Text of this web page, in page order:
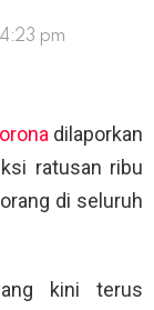
pm
dilaporkan
ratusan ribu
di seluruh
kini terus